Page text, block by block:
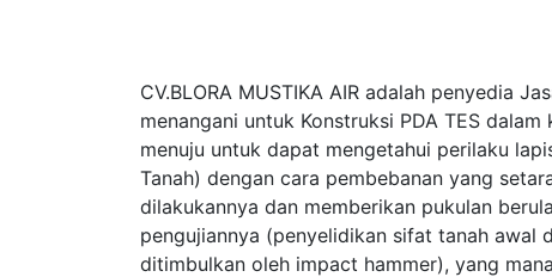
CV.BLORA MUSTIKA AIR adalah penyedia
menangani untuk Konstruksi PDA TES
menuju untuk dapat mengetahui perilaku
Tanah) dengan cara pembebanan yang
dilakukannya dan memberikan pukulan
pengujiannya (penyelidikan sifat tanah awal
ditimbulkan oleh impact hammer), yang